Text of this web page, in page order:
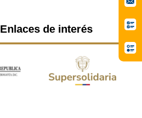
Enlaces de interés